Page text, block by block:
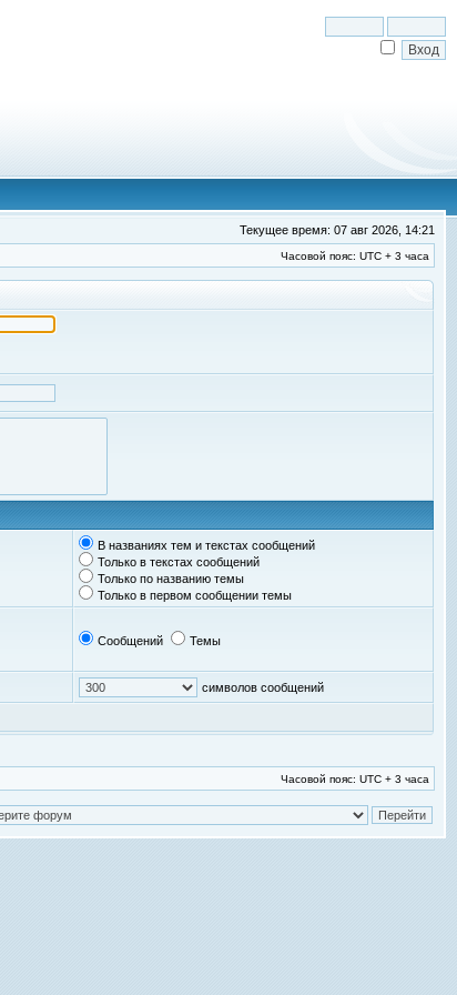
Текущее время: 07 авг 2026, 14:21
Часовой пояс: UTC + 3 часа
В названиях тем и текстах сообщений
Только в текстах сообщений
Только по названию темы
Только в первом сообщении темы
Сообщений Темы
символов сообщений
Часовой пояс: UTC + 3 часа